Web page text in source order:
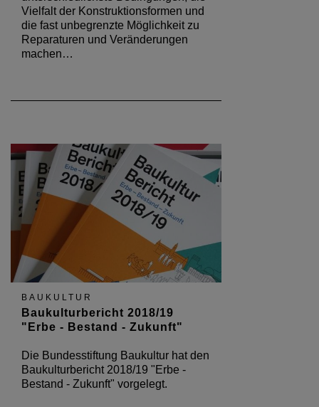
Vielfalt der Konstruktionsformen und
die fast unbegrenzte Möglichkeit zu
Reparaturen und Veränderungen
machen…
BAUKULTUR
Baukulturbericht 2018/19
"Erbe - Bestand - Zukunft"
Die Bundesstiftung Baukultur hat den
Baukulturbericht 2018/19 "Erbe -
Bestand - Zukunft" vorgelegt.